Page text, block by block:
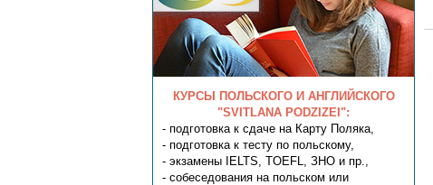
КУРСЫ ПОЛЬСКОГО И АНГЛИЙСКОГО
"SVITLANA PODZIZEI":
- подготовка к сдаче на Карту Поляка,
- подготовка к тесту по польскому,
- экзамены IELTS, TOEFL, ЗНО и пр.,
- собеседования на польском или